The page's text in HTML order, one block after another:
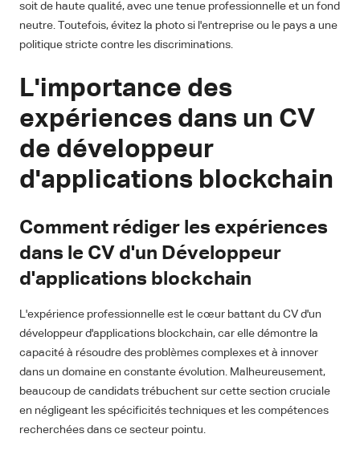
soit de haute qualité, avec une tenue professionnelle et un fond
neutre. Toutefois, évitez la photo si l'entreprise ou le pays a une
politique stricte contre les discriminations.
L'importance des
expériences dans un CV
de développeur
d'applications blockchain
Comment rédiger les expériences
dans le CV d'un Développeur
d'applications blockchain
L'expérience professionnelle est le cœur battant du CV d'un
développeur d'applications blockchain, car elle démontre la
capacité à résoudre des problèmes complexes et à innover
dans un domaine en constante évolution. Malheureusement,
beaucoup de candidats trébuchent sur cette section cruciale
en négligeant les spécificités techniques et les compétences
recherchées dans ce secteur pointu.